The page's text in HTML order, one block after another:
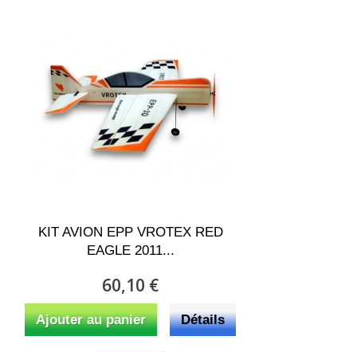
KIT AVION EPP VROTEX RED
EAGLE 2011...
60,10 €
Ajouter au panier Détails